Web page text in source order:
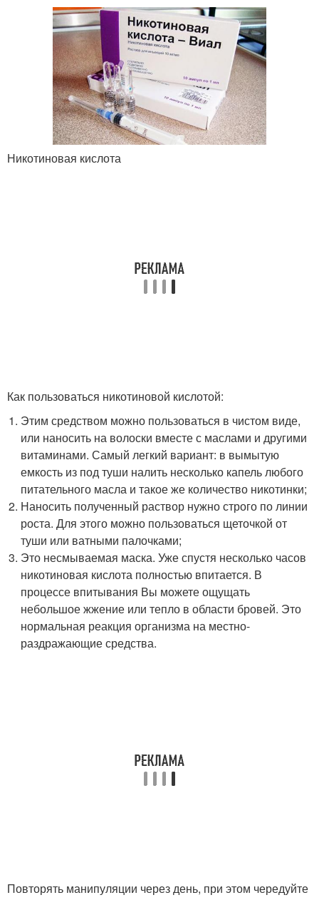
Никотиновая кислота
Как пользоваться никотиновой кислотой:
Этим средством можно пользоваться в чистом виде,
или наносить на волоски вместе с маслами и другими
витаминами. Самый легкий вариант: в вымытую
емкость из под туши налить несколько капель любого
питательного масла и такое же количество никотинки;
Наносить полученный раствор нужно строго по линии
роста. Для этого можно пользоваться щеточкой от
туши или ватными палочками;
Это несмываемая маска. Уже спустя несколько часов
никотиновая кислота полностью впитается. В
процессе впитывания Вы можете ощущать
небольшое жжение или тепло в области бровей. Это
нормальная реакция организма на местно-
раздражающие средства.
Повторять манипуляции через день, при этом чередуйте